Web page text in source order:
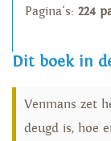
Pagina's: 224
Dit boek in
Venmans zet
deugd is, hoe